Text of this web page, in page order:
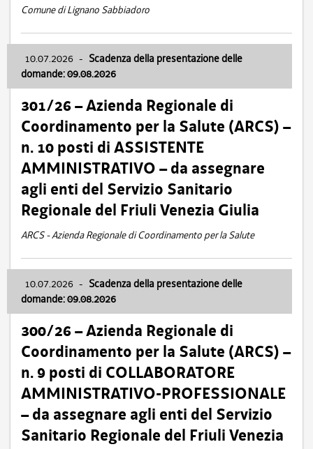
Comune di Lignano Sabbiadoro
10.07.2026 - Scadenza della presentazione delle
domande: 09.08.2026
301/26 – Azienda Regionale di
Coordinamento per la Salute (ARCS) –
n. 10 posti di ASSISTENTE
AMMINISTRATIVO – da assegnare
agli enti del Servizio Sanitario
Regionale del Friuli Venezia Giulia
ARCS - Azienda Regionale di Coordinamento per la Salute
10.07.2026 - Scadenza della presentazione delle
domande: 09.08.2026
300/26 – Azienda Regionale di
Coordinamento per la Salute (ARCS) –
n. 9 posti di COLLABORATORE
AMMINISTRATIVO-PROFESSIONALE
– da assegnare agli enti del Servizio
Sanitario Regionale del Friuli Venezia